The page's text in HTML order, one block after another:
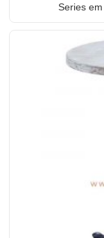
Series